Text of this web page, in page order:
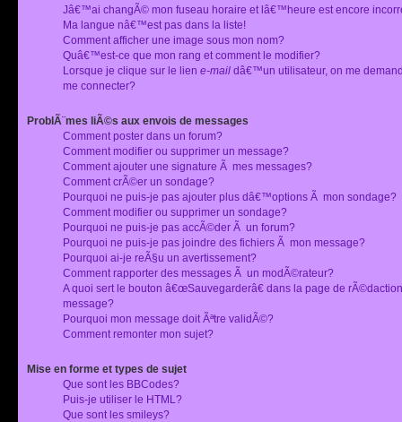
Jâ€™ai changÃ© mon fuseau horaire et lâ€™heure est encore
Ma langue nâ€™est pas dans la liste!
Comment afficher une image sous mon nom?
Quâ€™est-ce que mon rang et comment le modifier?
Lorsque je clique sur le lien e-mail dâ€™un utilisateur, on me
me connecter?
ProblÃ¨mes liÃ©s aux envois de messages
Comment poster dans un forum?
Comment modifier ou supprimer un message?
Comment ajouter une signature Ã mes messages?
Comment crÃ©er un sondage?
Pourquoi ne puis-je pas ajouter plus dâ€™options Ã mon sondage?
Comment modifier ou supprimer un sondage?
Pourquoi ne puis-je pas accÃ©der Ã un forum?
Pourquoi ne puis-je pas joindre des fichiers Ã mon message?
Pourquoi ai-je reÃ§u un avertissement?
Comment rapporter des messages Ã un modÃ©rateur?
A quoi sert le bouton â€œSauvegarderâ€ dans la page de
message?
Pourquoi mon message doit Ãªtre validÃ©?
Comment remonter mon sujet?
Mise en forme et types de sujet
Que sont les BBCodes?
Puis-je utiliser le HTML?
Que sont les smileys?